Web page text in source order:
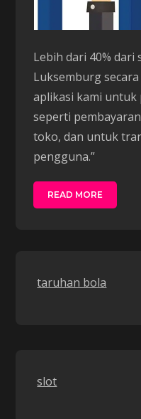
Lebih dari 40%
Luksemburg
aplikasi kami untuk
seperti
toko, dan untuk
pengguna.”
READ MORE
taruhan bola
slot